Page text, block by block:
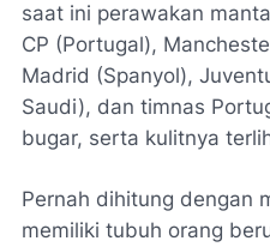
saat ini perawakan
CP (Portugal),
Madrid (Spanyol),
Saudi), dan timnas
bugar, serta kulitnya
Pernah dihitung dengan
memiliki tubuh orang